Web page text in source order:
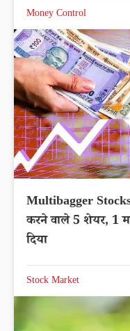
Money Control
Multibagger
करने वाले 5 शेयर, 1
दिया
Stock Market